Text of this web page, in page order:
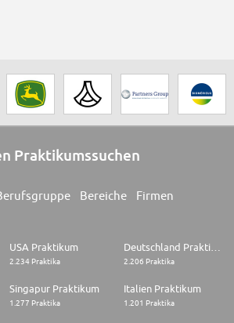
Praktikumssuchen
Bereiche Firmen
USA Praktikum
2.234 Praktika
Deutschland Praktikum
2.206 Praktika
Singapur Praktikum
1.277 Praktika
Italien Praktikum
1.201 Praktika